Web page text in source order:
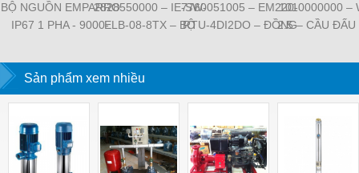
BỘ NGUỒN EMPARRO
IP67 1 PHA - 9000-
EMPARRO IP67
POWER SUPPLY 1-
PHASE
2828550000 – IE-SW-
ELB-08-8TX – BỘ
RJ45 – WEIDMULLER
7760051005 – EM220-
RTU-4DI2DO – ĐỒNG
ĐO ĐIỆN ÁP –
1010000000 –
2.5 – CẦU ĐẤU
Sản phẩm xem nhiều